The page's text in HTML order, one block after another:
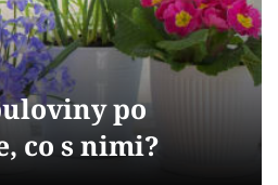
po
co s nimi?